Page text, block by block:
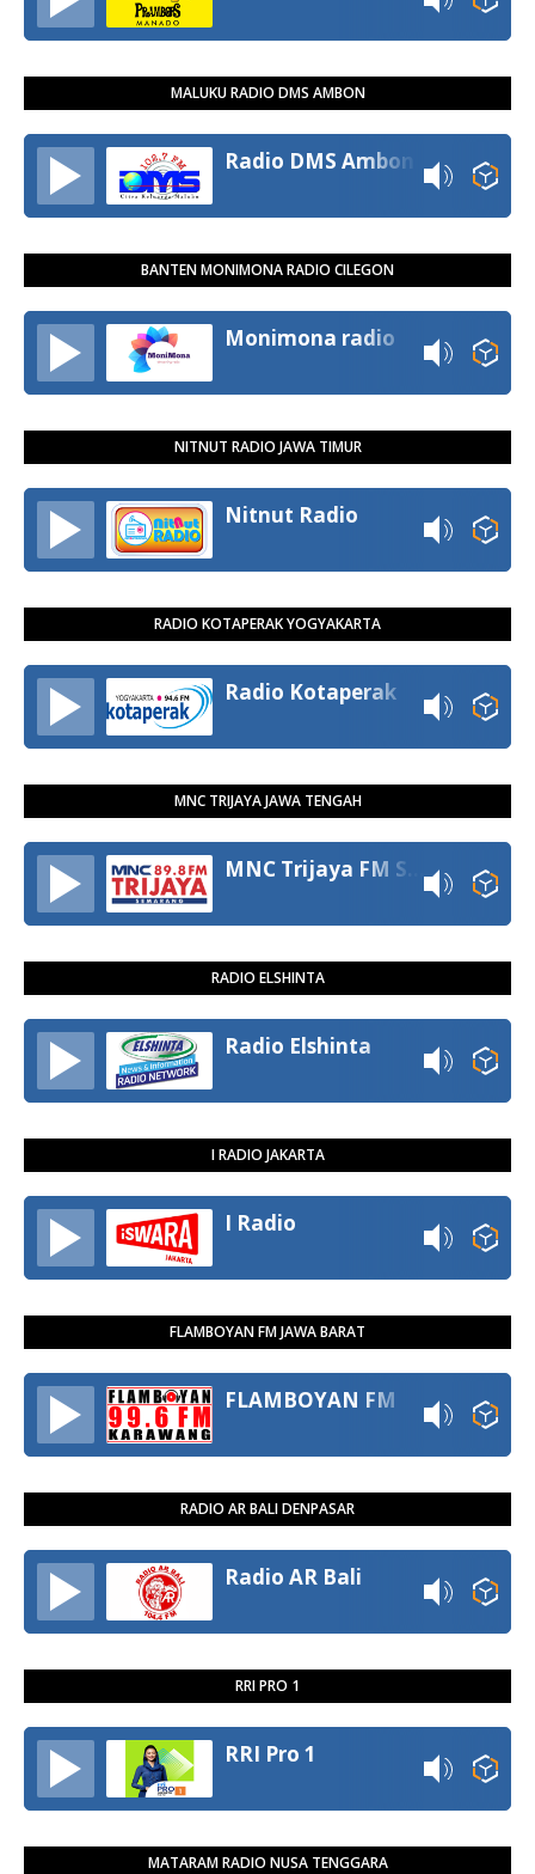
MALUKU RADIO DMS AMBON
Radio DMS Ambon
BANTEN MONIMONA RADIO CILEGON
Monimona radio
NITNUT RADIO JAWA TIMUR
Nitnut Radio
RADIO KOTAPERAK YOGYAKARTA
Radio Kotaperak
MNC TRIJAYA JAWA TENGAH
RADIO ELSHINTA
Radio Elshinta
I RADIO JAKARTA
I Radio
FLAMBOYAN FM JAWA BARAT
FLAMBOYAN FM
RADIO AR BALI DENPASAR
Radio AR Bali
RRI PRO 1
RRI Pro 1
MATARAM RADIO NUSA TENGGARA